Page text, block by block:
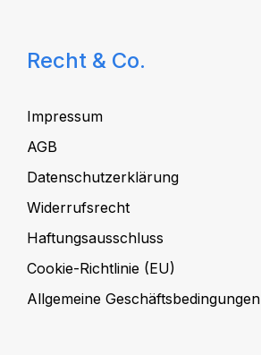
Recht & Co.
Impressum
AGB
Datenschutzerklärung
Widerrufsrecht
Haftungsausschluss
Cookie-Richtlinie (EU)
Allgemeine Geschäftsbedingungen